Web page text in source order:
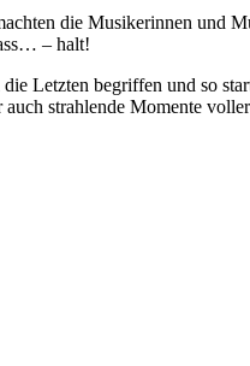
die Musikerinnen und
– halt!
Letzten begriffen und so
strahlende Momente